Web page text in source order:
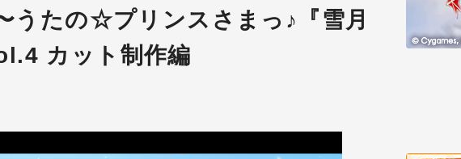
うたの☆プリンスさまっ♪『雪月
カット制作編